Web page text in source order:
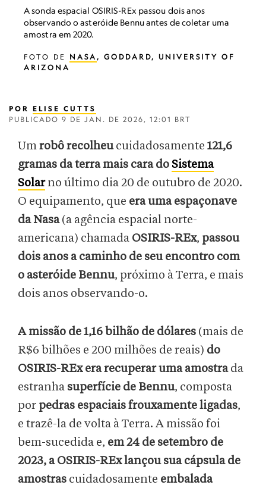
A sonda espacial OSIRIS-REx passou dois anos
observando o asteróide Bennu antes de coletar uma
amostra em 2020.
FOTO DE NASA , GODDARD, UNIVERSITY OF
ARIZONA
POR ELISE CUTTS
PUBLICADO 9 DE JAN. DE 2026, 12:01 BRT
Umrobô recolheucuidadosamente 121,6
gramas da terra mais cara do Sistema
Solar no último dia 20 de outubro de 2020.
O equipamento, que era uma espaçonave
da Nasa(a agência espacial norte-
americana) chamada OSIRIS-REx, passou
dois anos a caminho de seu encontro com
o asteróide Bennu, próximo à Terra, e mais
dois anos observando-o.
A missão de 1,16 bilhão de dólares (mais de
R$6 bilhões e 200 milhões de reais) do
OSIRIS-REx era recuperar uma amostrada
estranha superfície de Bennu, composta
por pedras espaciais frouxamente ligadas,
e trazê-la de volta à Terra. A missão foi
bem-sucedida e, em 24 de setembro de
2023, a OSIRIS-REx lançou sua cápsula de
amostras cuidadosamente embalada